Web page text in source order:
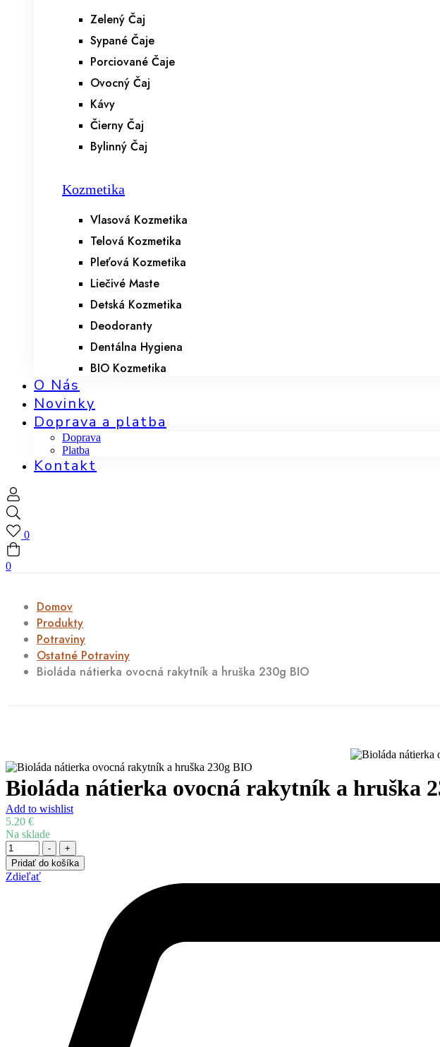
Zelený Čaj
Sypané Čaje
Porciované Čaje
Ovocný Čaj
Kávy
Čierny Čaj
Bylinný Čaj
Kozmetika
Vlasová Kozmetika
Telová Kozmetika
Pleťová Kozmetika
Liečivé Maste
Detská Kozmetika
Deodoranty
Dentálna Hygiena
BIO Kozmetika
O Nás
Novinky
Doprava a platba
Doprava
Platba
Kontakt
0
0
Domov
Produkty
Potraviny
Ostatné Potraviny
Bioláda nátierka ovocná rakytník a hruška 230g BIO
Bioláda nátierka ovocná rakytník a hruška
Add to wishlist
5.20 €
Na sklade
Množstvo-
+
Pridať do košíka
Zdieľať